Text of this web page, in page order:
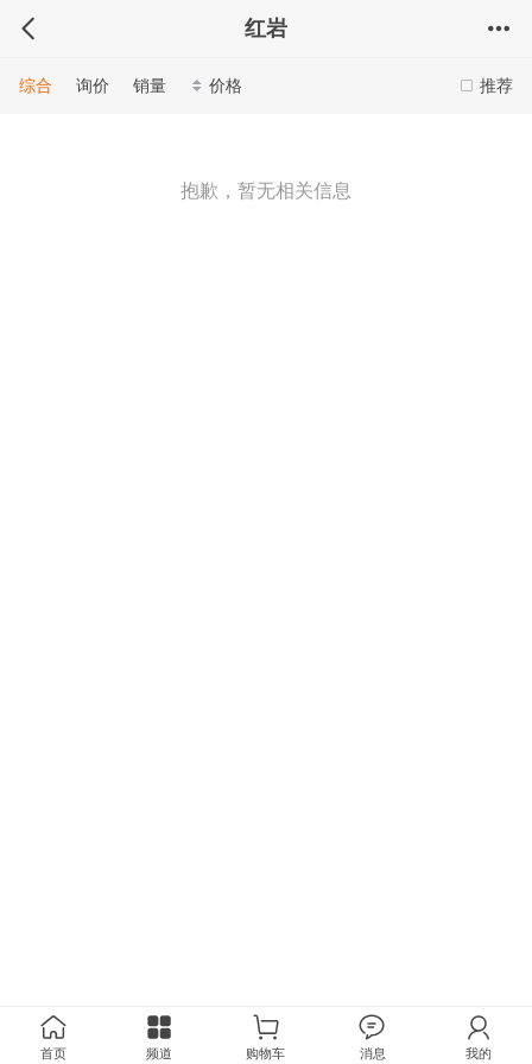
红岩
推荐
综合 询价 销量 价格
抱歉，暂无相关信息
首页 频道 购物车 消息 我的